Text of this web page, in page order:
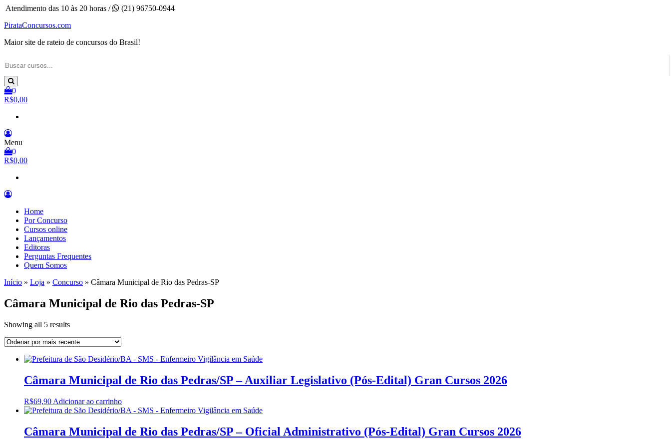
Pular
o
Atendimento das 10 às 20 horas /
(21) 96750-0944
PirataConcursos.com
Maior site de rateio de concursos do Brasil!
0
R$0,00
Menu
0
R$0,00
Home
Por Concurso
Cursos online
Lançamentos
Editoras
Perguntas Frequentes
Quem Somos
Início » Loja » Concurso » Câmara Municipal de Rio das Pedras-SP
Câmara Municipal de Rio das Pedras-SP
Showing all 5 resultsSorted
latest
Câmara Municipal de Rio das Pedras/SP – Auxiliar Legislativo (Pós-Edital) Gran Cursos 2026
R$69,90 Adicionar ao carrinho
Câmara Municipal de Rio das Pedras/SP – Oficial Administrativo (Pós-Edital) Gran Cursos 2026